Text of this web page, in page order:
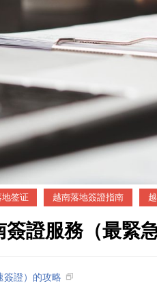
地签证 越南落地簽證指南
證服務（最緊
簽證）的攻略